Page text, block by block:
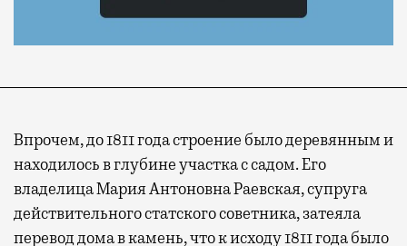
Впрочем, до 1811 года строение было деревянным и
находилось в глубине участка с садом. Его
владелица Мария Антоновна Раевская, супруга
действительного статского советника, затеяла
перевод дома в камень, что к исходу 1811 года было